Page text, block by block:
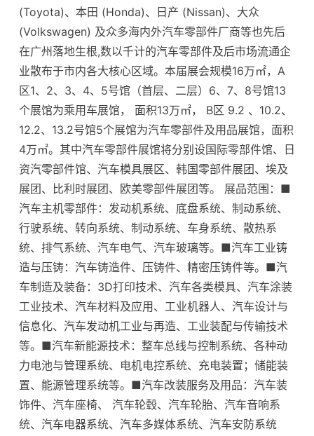
(Toyota)、本田 (Honda)、日产 (Nissan)、大众
(Volkswagen) 及众多海内外汽车零部件厂商等也先后
在广州落地生根,数以千计的汽车零部件及后市场流通企
业散布于市内各大核心区域。本届展会规模16万㎡，A
区1、2、3、4、5号馆（首层、二层）6、7、8号馆13
个展馆为乘用车展馆， 面积13万㎡， B区 9.2 、10.2、
12.2、13.2号馆5个展馆为汽车零部件及用品展馆，面积
4万㎡。其中汽车零部件展馆将分别设国际零部件馆、日
资汽零部件馆、汽车模具展区、韩国零部件展团、埃及
展团、比利时展团、欧美零部件展团等。 展品范围：■
汽车主机零部件：发动机系统、底盘系统、制动系统、
行驶系统、转向系统、制动系统、车身系统、散热系
统、排气系统、汽车电气、汽车玻璃等。■汽车工业铸
造与压铸：汽车铸造件、压铸件、精密压铸件等。■汽
车制造及装备：3D打印技术、汽车各类模具、汽车涂装
工业技术、汽车材料及应用、工业机器人、汽车设计与
信息化、汽车发动机工业与再造、工业装配与传输技术
等。■汽车新能源技术：整车总线与控制系统、各种动
力电池与管理系统、电机电控系统、充电装置；储能装
置、能源管理系统等。■汽车改装服务及用品：汽车装
饰件、汽车座椅、 汽车轮毂、汽车轮胎、汽车音响系
统、汽车电器系统、汽车多媒体系统、汽车安防系统